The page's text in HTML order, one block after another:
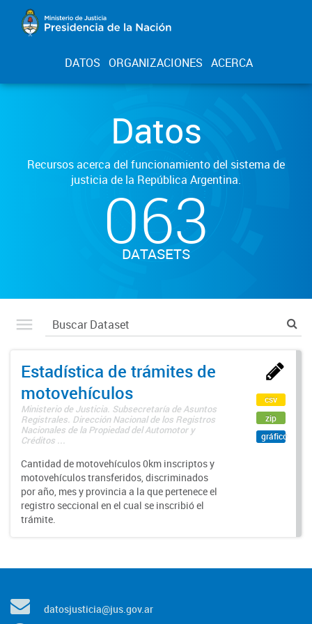
DATOS ORGANIZACIONES ACERCA
Datos
Recursos acerca del funcionamiento del sistema de
justicia de la República Argentina.
063
DATASETS
Estadística de trámites de
motovehículos
Ministerio de Justicia. Subsecretaría de Asuntos
Registrales. Dirección Nacional de los Registros
Nacionales de la Propiedad del Automotor y
Créditos ...
Cantidad de motovehículos 0km inscriptos y
motovehículos transferidos, discriminados
por año, mes y provincia a la que pertenece el
registro seccional en el cual se inscribió el
trámite.
csv
zip
gráfico
datosjusticia@jus.gov.ar